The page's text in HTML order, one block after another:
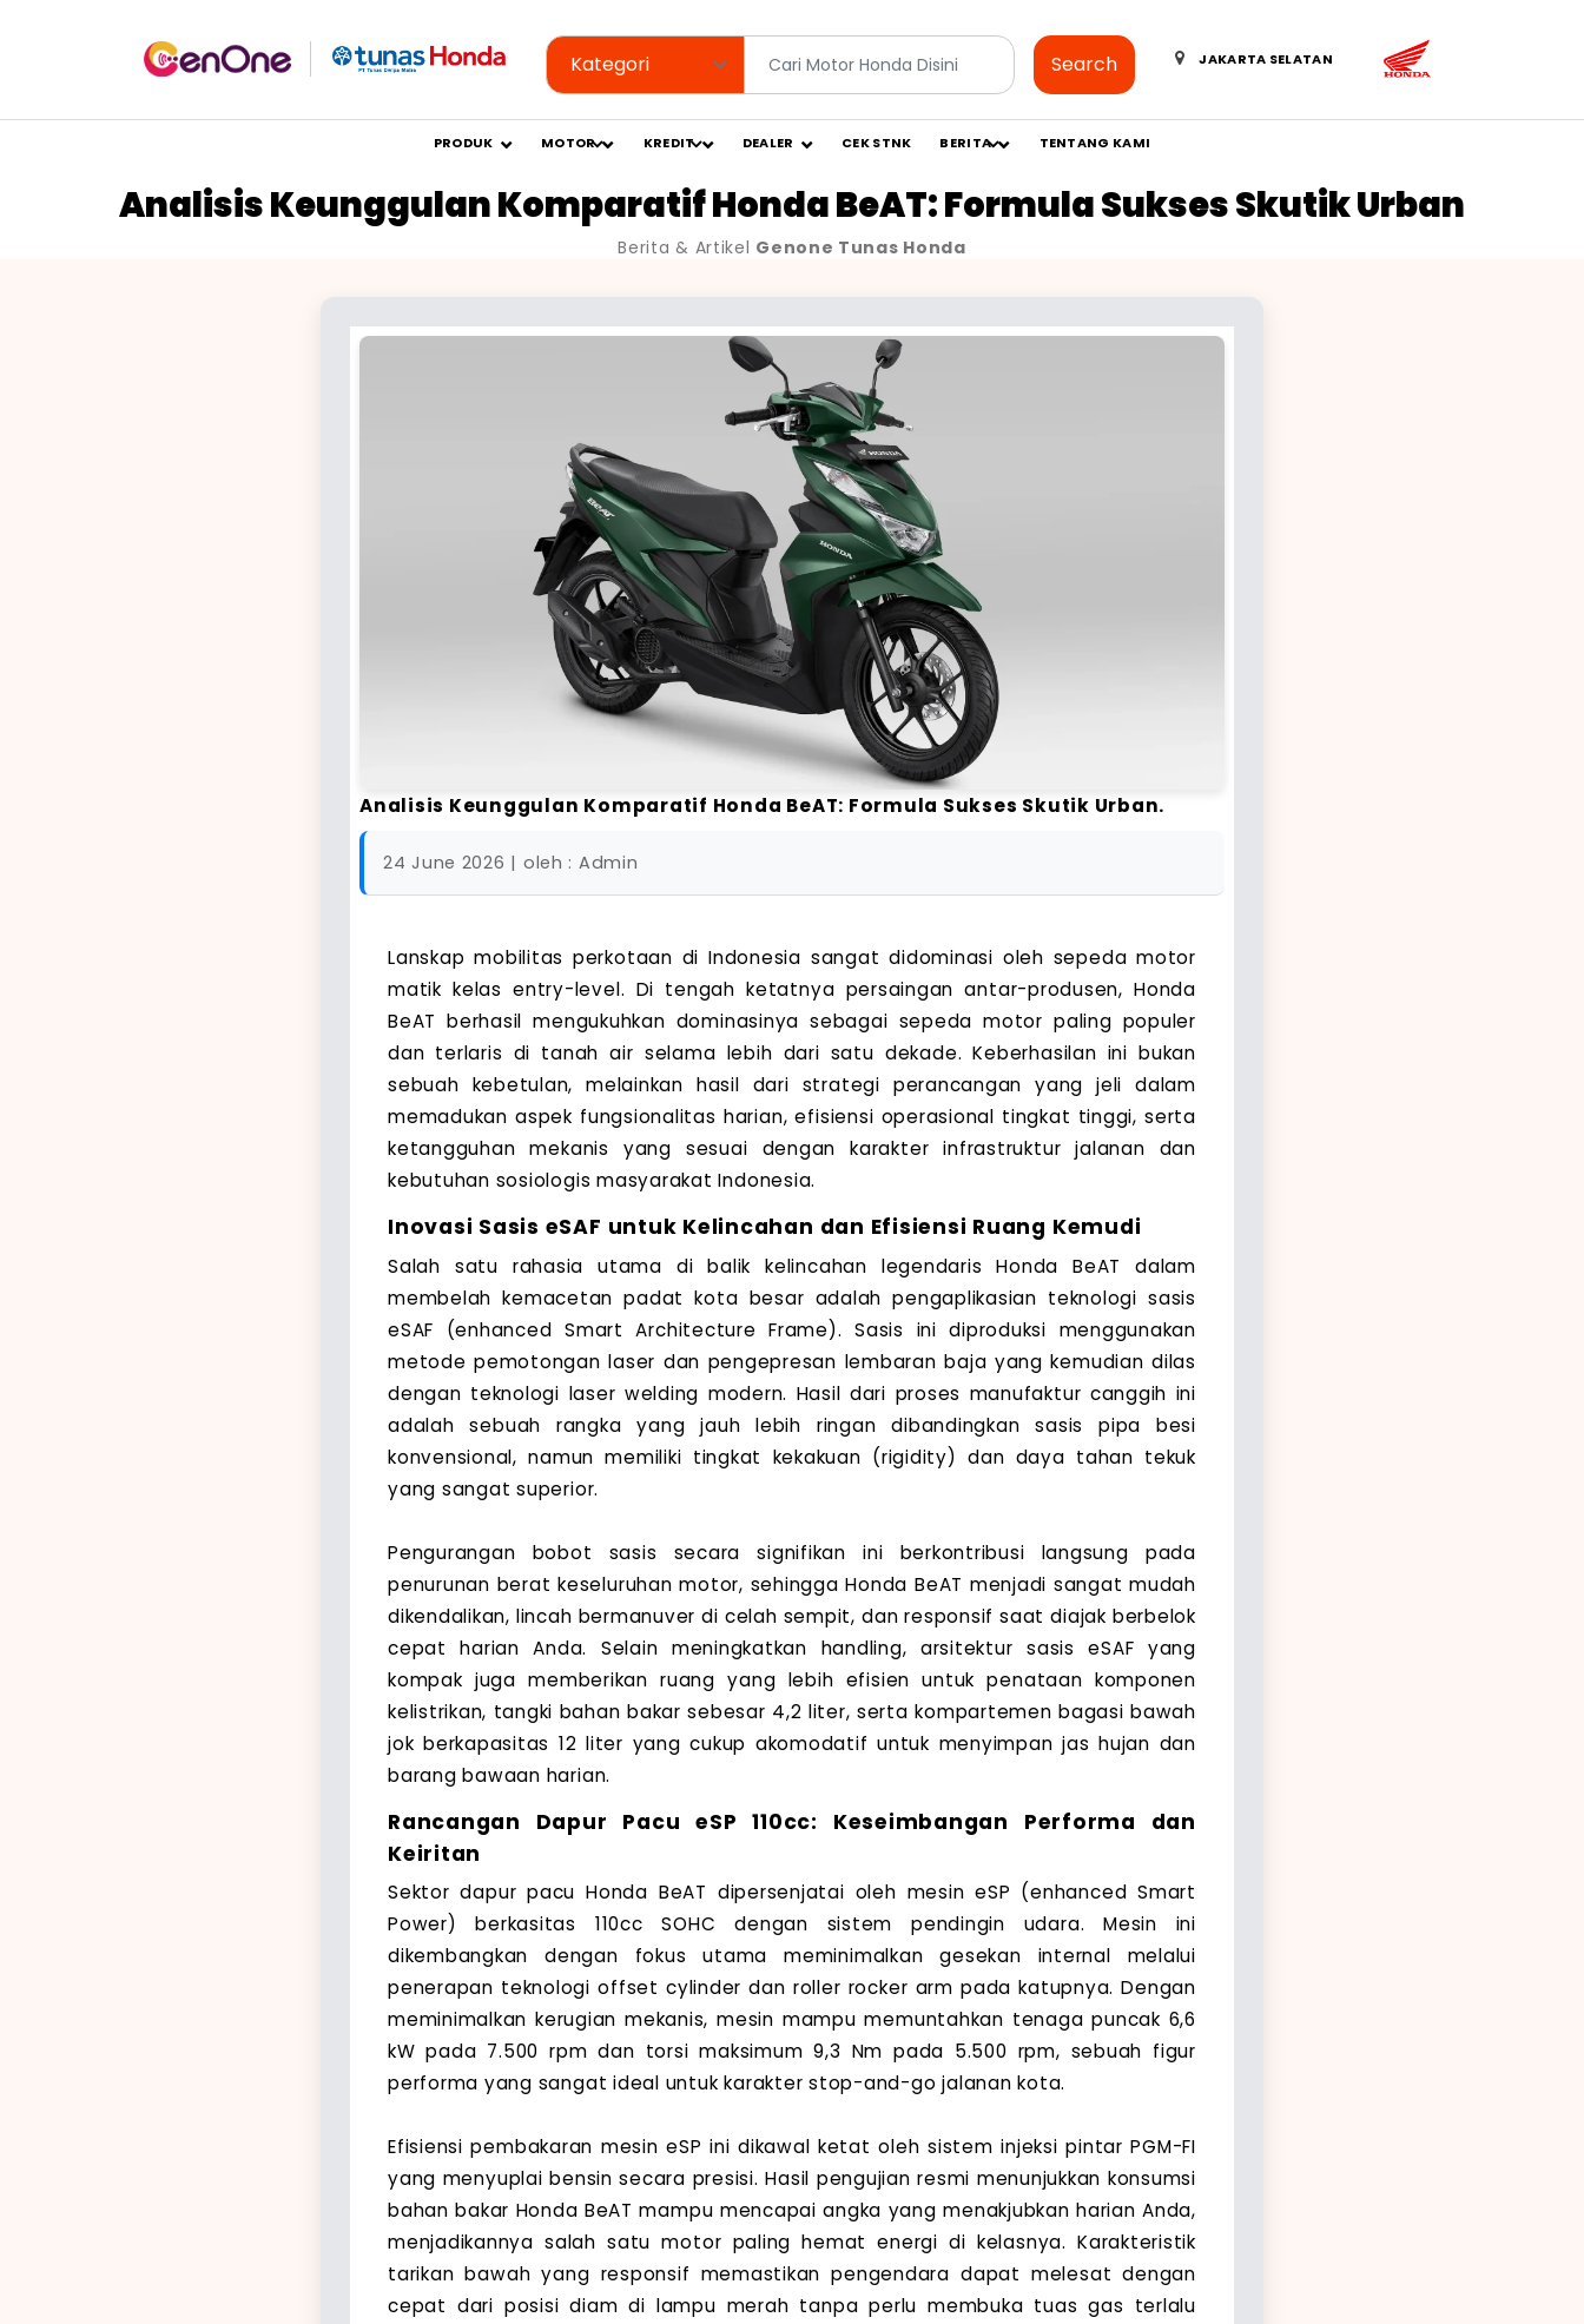
Search JAKARTA SELATAN
PRODUK MOTOR KREDIT DEALER CEK STNK BERITA TENTANG KAMI
Analisis Keunggulan Komparatif Honda BeAT: Formula Sukses Skutik Urban
Berita & Artikel Genone Tunas Honda
Analisis Keunggulan Komparatif Honda BeAT: Formula Sukses Skutik Urban.
24 June 2026 | oleh : Admin
Lanskap mobilitas perkotaan di Indonesia sangat didominasi oleh sepeda motor
matik kelas entry-level. Di tengah ketatnya persaingan antar-produsen, Honda
BeAT berhasil mengukuhkan dominasinya sebagai sepeda motor paling populer
dan terlaris di tanah air selama lebih dari satu dekade. Keberhasilan ini bukan
sebuah kebetulan, melainkan hasil dari strategi perancangan yang jeli dalam
memadukan aspek fungsionalitas harian, efisiensi operasional tingkat tinggi, serta
ketangguhan mekanis yang sesuai dengan karakter infrastruktur jalanan dan
kebutuhan sosiologis masyarakat Indonesia.
Inovasi Sasis eSAF untuk Kelincahan dan Efisiensi Ruang Kemudi
Salah satu rahasia utama di balik kelincahan legendaris Honda BeAT dalam
membelah kemacetan padat kota besar adalah pengaplikasian teknologi sasis
eSAF (enhanced Smart Architecture Frame). Sasis ini diproduksi menggunakan
metode pemotongan laser dan pengepresan lembaran baja yang kemudian dilas
dengan teknologi laser welding modern. Hasil dari proses manufaktur canggih ini
adalah sebuah rangka yang jauh lebih ringan dibandingkan sasis pipa besi
konvensional, namun memiliki tingkat kekakuan (rigidity) dan daya tahan tekuk
yang sangat superior.
Pengurangan bobot sasis secara signifikan ini berkontribusi langsung pada
penurunan berat keseluruhan motor, sehingga Honda BeAT menjadi sangat mudah
dikendalikan, lincah bermanuver di celah sempit, dan responsif saat diajak berbelok
cepat harian Anda. Selain meningkatkan handling, arsitektur sasis eSAF yang
kompak juga memberikan ruang yang lebih efisien untuk penataan komponen
kelistrikan, tangki bahan bakar sebesar 4,2 liter, serta kompartemen bagasi bawah
jok berkapasitas 12 liter yang cukup akomodatif untuk menyimpan jas hujan dan
barang bawaan harian.
Rancangan Dapur Pacu eSP 110cc: Keseimbangan Performa dan
Keiritan
Sektor dapur pacu Honda BeAT dipersenjatai oleh mesin eSP (enhanced Smart
Power) berkasitas 110cc SOHC dengan sistem pendingin udara. Mesin ini
dikembangkan dengan fokus utama meminimalkan gesekan internal melalui
penerapan teknologi offset cylinder dan roller rocker arm pada katupnya. Dengan
meminimalkan kerugian mekanis, mesin mampu memuntahkan tenaga puncak 6,6
kW pada 7.500 rpm dan torsi maksimum 9,3 Nm pada 5.500 rpm, sebuah figur
performa yang sangat ideal untuk karakter stop-and-go jalanan kota.
Efisiensi pembakaran mesin eSP ini dikawal ketat oleh sistem injeksi pintar PGM-FI
yang menyuplai bensin secara presisi. Hasil pengujian resmi menunjukkan konsumsi
bahan bakar Honda BeAT mampu mencapai angka yang menakjubkan harian Anda,
menjadikannya salah satu motor paling hemat energi di kelasnya. Karakteristik
tarikan bawah yang responsif memastikan pengendara dapat melesat dengan
cepat dari posisi diam di lampu merah tanpa perlu membuka tuas gas terlalu